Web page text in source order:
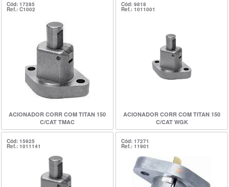
Cód: 17285
Ref.: C1002
ACIONADOR CORR COM TITAN 150
C/CAT TMAC
Cód: 9818
Ref.: 1011001
ACIONADOR CORR COM TITAN 150
C/CAT WGK
Cód: 15925
Ref.: 1011141
Cód: 17271
Ref.: 11901